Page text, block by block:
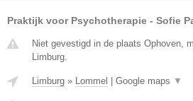
Praktijk voor Psychotherapie - Sofie
Niet gevestigd in de plaats Ophoven,
Limburg.
Limburg » Lommel Google maps ▼